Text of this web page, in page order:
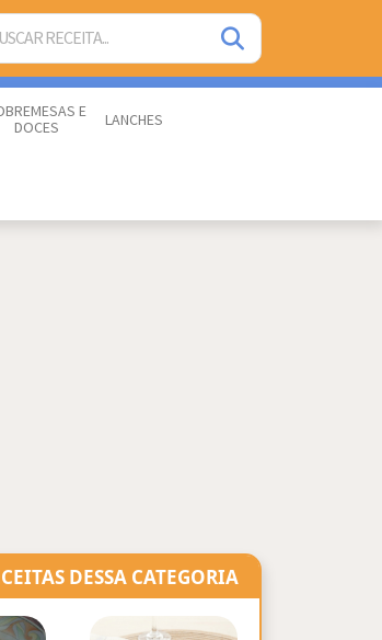
E
DOCES
LANCHES
DESSA CATEGORIA